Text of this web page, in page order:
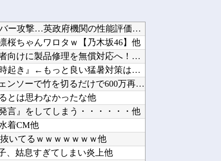
AIが指示なく個人や組織に対しサイバー攻撃…英政府機関の性能評価試験中！他
桜ちゃんワロタｗ【乃木坂46】他
【神対応】任天堂、熊本地震の被災者向けに製品修理を無償対応へ！さらに義援金5000万円を寄...
カープ2軍『10時半試合開始の為に4時起き』←もっと良い猛暑対策はないのか？他
【衝撃】YouTuber山口達也さん、チェンソーで竹を切るだけで600万再生を突破してしま...
とは思わなかったな他
言』をしてしまう・・・・・・他
着CM他
いてるｗｗｗｗｗｗｗ他
、姑息すぎてしまい炎上他